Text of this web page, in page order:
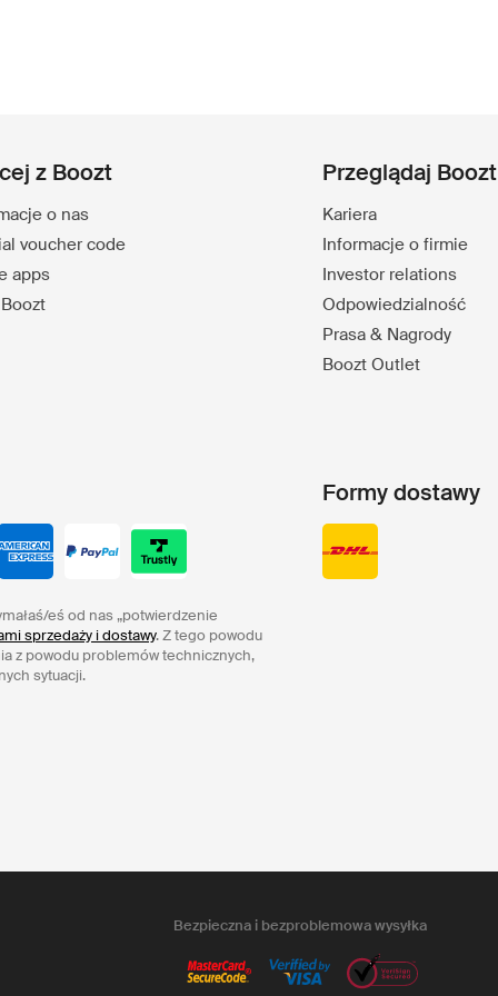
z Boozt
o nas
voucher code
apps
Przeglądaj Boozt
Kariera
Informacje o firmie
Investor relations
Odpowiedzialność
Prasa & Nagrody
Boozt Outlet
eś od nas „potwierdzenie
sprzedaży i dostawy. Z tego powodu
z powodu problemów technicznych,
sytuacji.
Formy dostawy
Bezpieczna i bezproblemowa wysyłka